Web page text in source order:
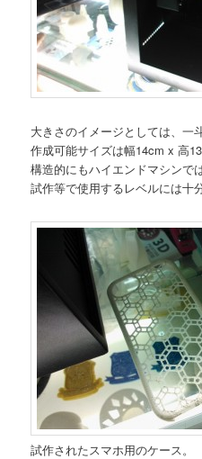
大きさのイメージとしては、一
作成可能サイズは幅14cm x 高
構造的にもハイエンドマシンで
試作等で使用するレベルには十
試作されたスマホ用のケース。